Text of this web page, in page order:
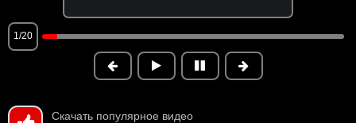
1/20
Скачать популярное видео